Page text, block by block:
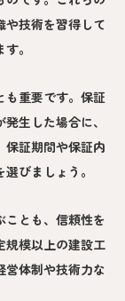
や技術を習得して
。
も重要です。保証
生した場合に、
保証期間や保証内
びましょう。
ことも、信頼性を
規模以上の建設工
営体制や技術力な